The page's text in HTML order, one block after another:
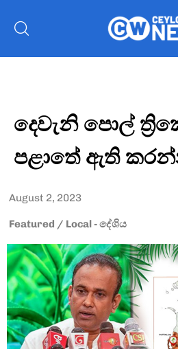
Type and hit enter
දෙවැනි පොල්
පළාතේ ඇති
August 2, 2023
Featured / Local - දේශිය